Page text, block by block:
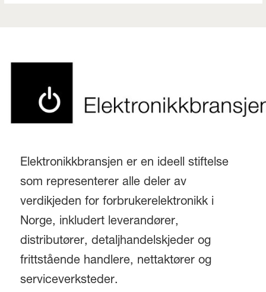
Elektronikkbransjen er en ideell stiftelse
som representerer alle deler av
verdikjeden for forbrukerelektronikk i
Norge, inkludert leverandører,
distributører, detaljhandelskjeder og
frittstående handlere, nettaktører og
serviceverksteder.